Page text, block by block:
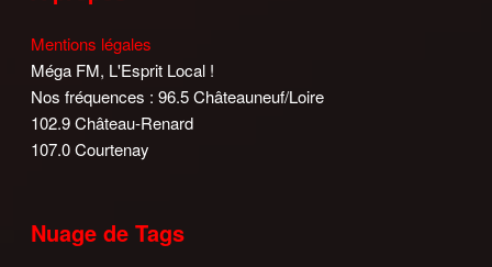
Mentions légales
Méga FM, L'Esprit Local !
Nos fréquences : 96.5 Châteauneuf/Loire
102.9 Château-Renard
107.0 Courtenay
Nuage de Tags